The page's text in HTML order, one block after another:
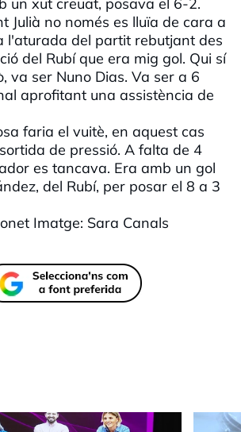
un xut creuat, posava el 6-2.
Julià no només es lluïa de cara a
l'aturada del partit rebutjant des
del Rubí que era mig gol. Qui sí
va ser Nuno Dias. Va ser a 6
aprofitant una assistència de
faria el vuitè, en aquest cas
de pressió. A falta de 4
es tancava. Era amb un gol
del Rubí, per posar el 8 a 3
Imatge: Sara Canals